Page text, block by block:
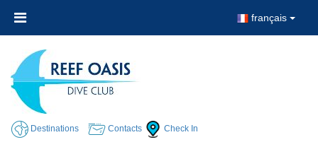
français
Destinations Contacts Check In